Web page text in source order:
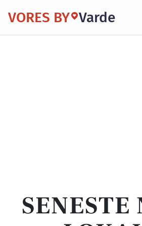
VORES BY Varde
SENESTE